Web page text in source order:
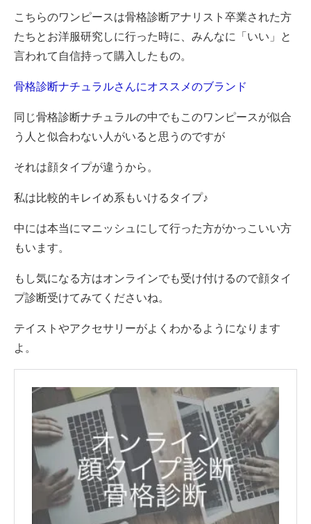
こちらのワンピースは骨格診断アナリスト卒業された方
たちとお洋服研究しに行った時に、みんなに「いい」と
言われて自信持って購入したもの。
骨格診断ナチュラルさんにオススメのブランド
同じ骨格診断ナチュラルの中でもこのワンピースが似合
う人と似合わない人がいると思うのですが
それは顔タイプが違うから。
私は比較的キレイめ系もいけるタイプ♪
中には本当にマニッシュにして行った方がかっこいい方
もいます。
もし気になる方はオンラインでも受け付けるので顔タイ
プ診断受けてみてくださいね。
テイストやアクセサリーがよくわかるようになります
よ。